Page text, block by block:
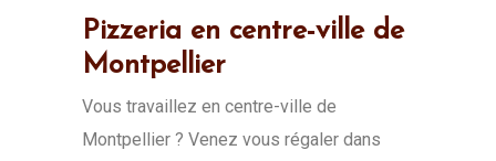
Pizzeria en centre-ville de
Montpellier
Vous travaillez en centre-ville de
Montpellier ? Venez vous régaler dans